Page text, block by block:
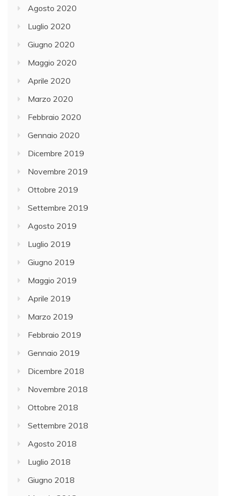
Agosto 2020
Luglio 2020
Giugno 2020
Maggio 2020
Aprile 2020
Marzo 2020
Febbraio 2020
Gennaio 2020
Dicembre 2019
Novembre 2019
Ottobre 2019
Settembre 2019
Agosto 2019
Luglio 2019
Giugno 2019
Maggio 2019
Aprile 2019
Marzo 2019
Febbraio 2019
Gennaio 2019
Dicembre 2018
Novembre 2018
Ottobre 2018
Settembre 2018
Agosto 2018
Luglio 2018
Giugno 2018